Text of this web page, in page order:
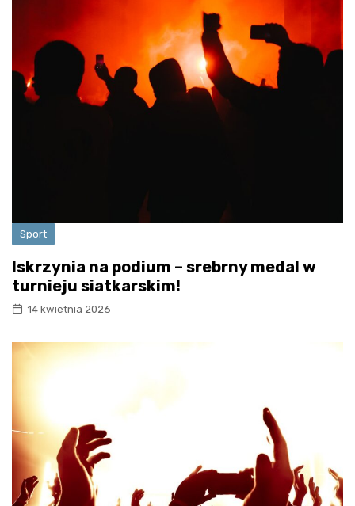
Sport
Iskrzynia na podium – srebrny medal w
turnieju siatkarskim!
14 kwietnia 2026